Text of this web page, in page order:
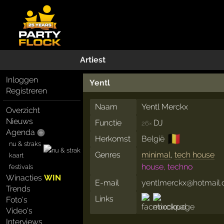
Artiest
Inloggen
Registreren
Overzicht
Nieuws
Agenda
nu & straks
kaart
festivals
WinactiesWIN
Trends
Foto's
Video's
Interviews
Yentl
Naam
Yentl Merckx
Functie
26× DJ
Herkomst
België 🇧🇪
Genres minimal,tech house
house, techno
E-mail
Links